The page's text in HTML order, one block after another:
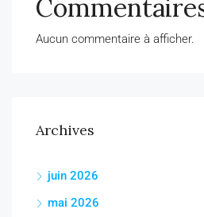
Aucun commentaire à afficher.
Archives
juin 2026
mai 2026